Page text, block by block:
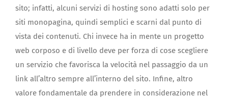
sito; infatti, alcuni servizi di hosting sono adatti solo per
siti monopagina, quindi semplici e scarni dal punto di
vista dei contenuti. Chi invece ha in mente un progetto
web corposo e di livello deve per forza di cose scegliere
un servizio che favorisca la velocità nel passaggio da un
link all’altro sempre all’interno del sito. Infine, altro
valore fondamentale da prendere in considerazione nel